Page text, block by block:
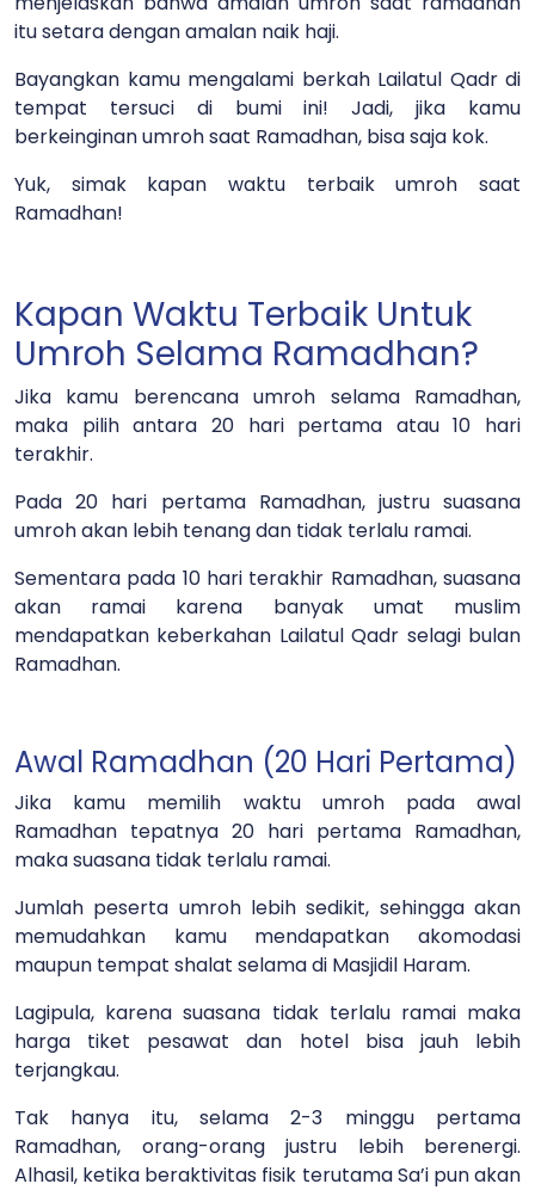
itu setara dengan amalan naik haji.
Bayangkan kamu mengalami berkah Lailatul Qadr di
tempat tersuci di bumi ini! Jadi, jika kamu
berkeinginan umroh saat Ramadhan, bisa saja kok.
Yuk, simak kapan waktu terbaik umroh saat
Ramadhan!
Kapan Waktu Terbaik Untuk
Umroh Selama Ramadhan?
Jika kamu berencana umroh selama Ramadhan,
maka pilih antara 20 hari pertama atau 10 hari
terakhir.
Pada 20 hari pertama Ramadhan, justru suasana
umroh akan lebih tenang dan tidak terlalu ramai.
Sementara pada 10 hari terakhir Ramadhan, suasana
akan ramai karena banyak umat muslim
mendapatkan keberkahan Lailatul Qadr selagi bulan
Ramadhan.
Awal Ramadhan (20 Hari Pertama)
Jika kamu memilih waktu umroh pada awal
Ramadhan tepatnya 20 hari pertama Ramadhan,
maka suasana tidak terlalu ramai.
Jumlah peserta umroh lebih sedikit, sehingga akan
memudahkan kamu mendapatkan akomodasi
maupun tempat shalat selama di Masjidil Haram.
Lagipula, karena suasana tidak terlalu ramai maka
harga tiket pesawat dan hotel bisa jauh lebih
terjangkau.
Tak hanya itu, selama 2-3 minggu pertama
Ramadhan, orang-orang justru lebih berenergi.
Alhasil, ketika beraktivitas fisik terutama Sa’i pun akan